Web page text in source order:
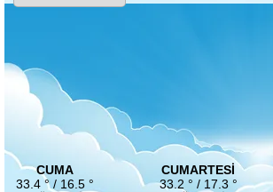
CUMA
33.4 ° / 16.5 °
CUMARTESI
33.2 ° / 17.3 °